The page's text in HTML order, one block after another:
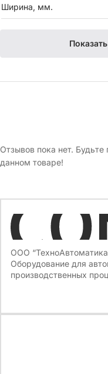
Держатель для 3
Ширина, мм.
Отзывов пока нет.
данном товаре!
ООО
Оборудование для
производственных